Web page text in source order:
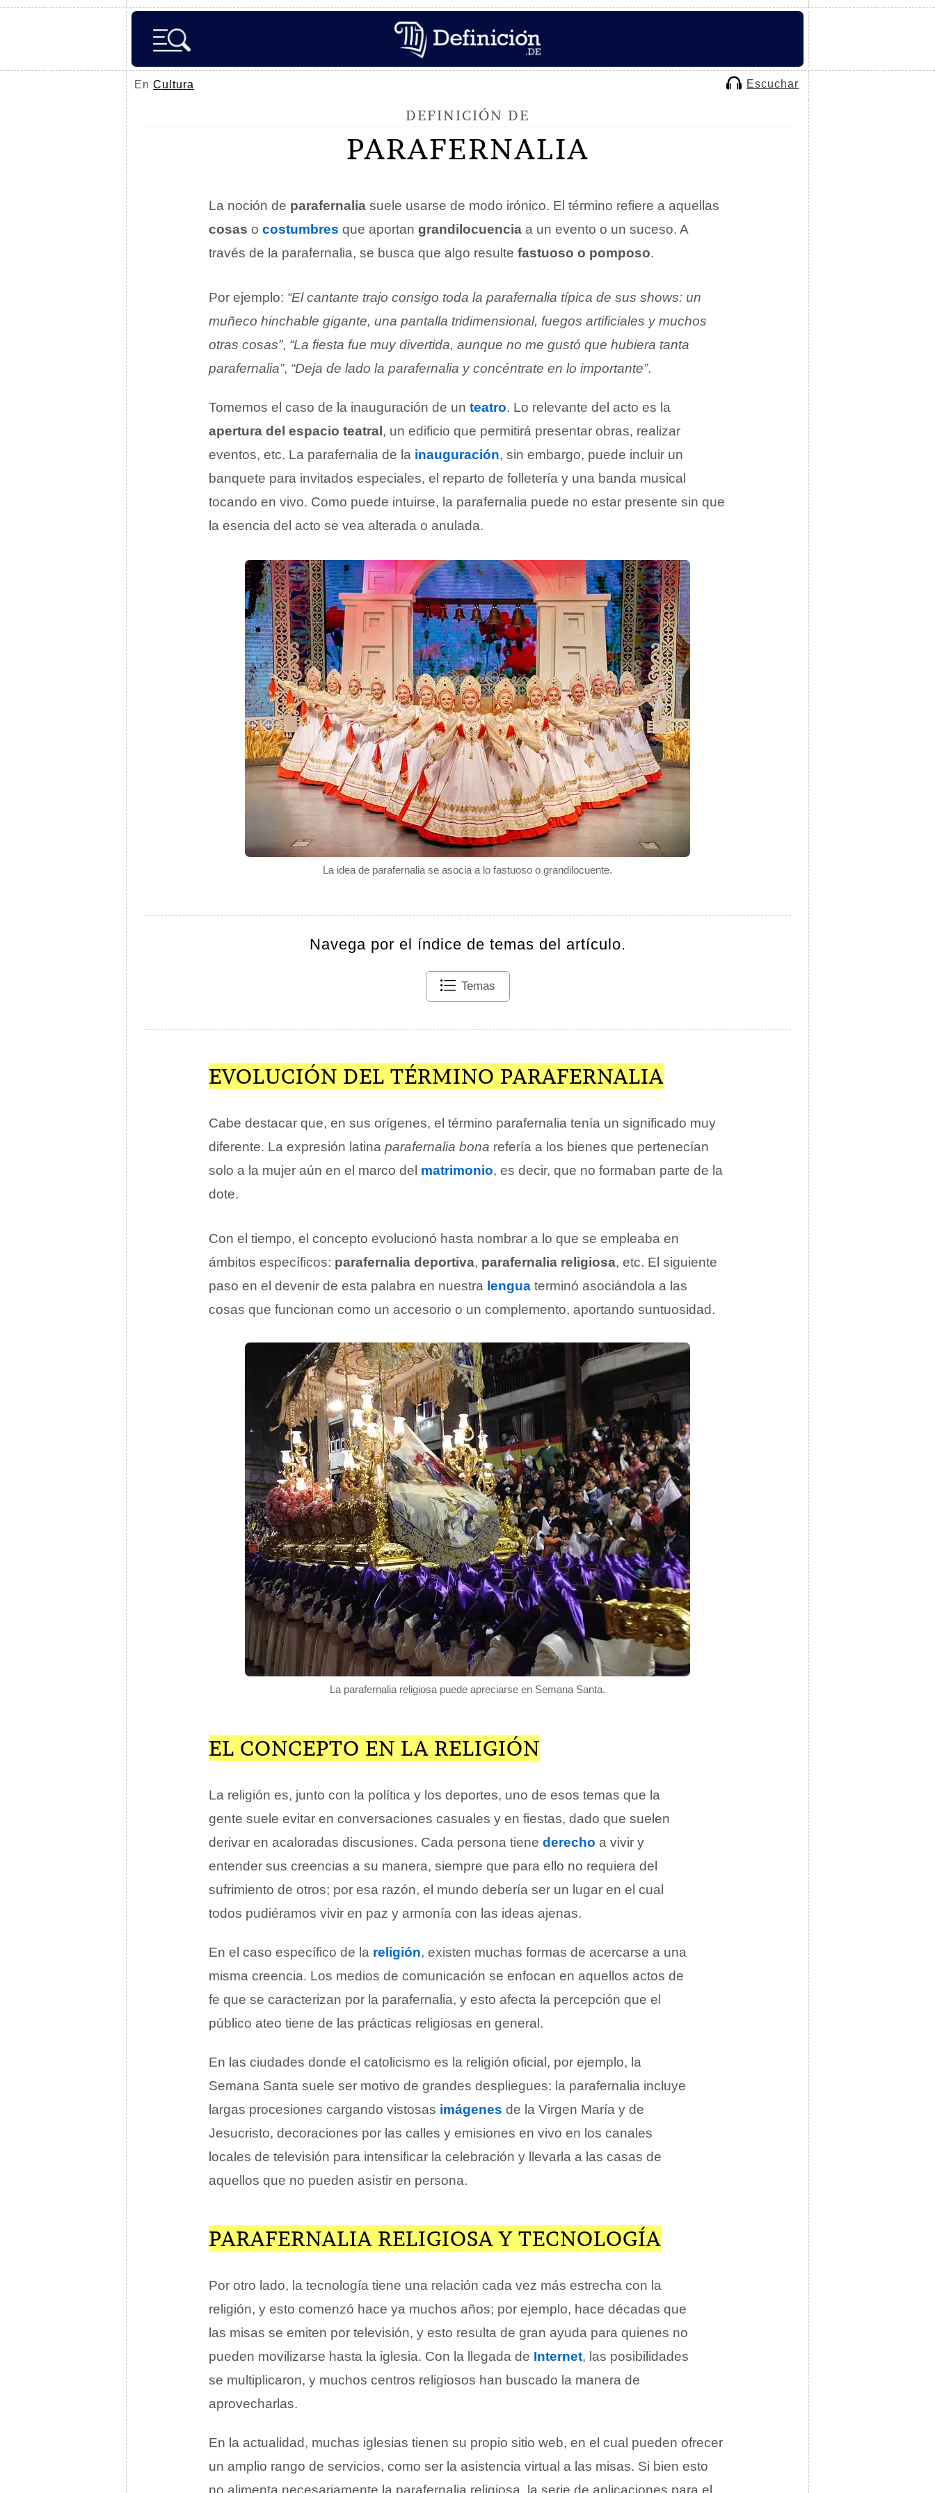
En Cultura Escuchar
DEFINICIÓN DE
PARAFERNALIA
La idea de parafernalia se asocia a lo fastuoso o grandilocuente.
La noción de parafernalia suele usarse de modo irónico. El término refiere a aquellas
cosas o costumbres que aportan grandilocuencia a un evento o un suceso. A
través de la parafernalia, se busca que algo resulte fastuoso o pomposo.
Por ejemplo: “El cantante trajo consigo toda la parafernalia típica de sus shows: un
muñeco hinchable gigante, una pantalla tridimensional, fuegos artificiales y muchos
otras cosas”, “La fiesta fue muy divertida, aunque no me gustó que hubiera tanta
parafernalia”, “Deja de lado la parafernalia y concéntrate en lo importante”.
Tomemos el caso de la inauguración de un teatro. Lo relevante del acto es la
apertura del espacio teatral , un edificio que permitirá presentar obras, realizar
eventos, etc. La parafernalia de la inauguración, sin embargo, puede incluir un
banquete para invitados especiales, el reparto de folletería y una banda musical
tocando en vivo. Como puede intuirse, la parafernalia puede no estar presente sin que
la esencia del acto se vea alterada o anulada.
Navega por el índice de temas del artículo.
Temas
EVOLUCIÓN DEL TÉRMINO PARAFERNALIA
Cabe destacar que, en sus orígenes, el término parafernalia tenía un significado muy
diferente. La expresión latina parafernalia bona refería a los bienes que pertenecían
solo a la mujer aún en el marco del matrimonio, es decir, que no formaban parte de la
dote.
Con el tiempo, el concepto evolucionó hasta nombrar a lo que se empleaba en
ámbitos específicos: parafernalia deportiva, parafernalia religiosa, etc. El siguiente
paso en el devenir de esta palabra en nuestra lengua terminó asociándola a las
cosas que funcionan como un accesorio o un complemento, aportando suntuosidad.
La parafernalia religiosa puede apreciarse en Semana Santa.
EL CONCEPTO EN LA RELIGIÓN
La religión es, junto con la política y los deportes, uno de esos temas que la
gente suele evitar en conversaciones casuales y en fiestas, dado que suelen
derivar en acaloradas discusiones. Cada persona tiene derecho a vivir y
entender sus creencias a su manera, siempre que para ello no requiera del
sufrimiento de otros; por esa razón, el mundo debería ser un lugar en el cual
todos pudiéramos vivir en paz y armonía con las ideas ajenas.
En el caso específico de la religión, existen muchas formas de acercarse a una
misma creencia. Los medios de comunicación se enfocan en aquellos actos de
fe que se caracterizan por la parafernalia, y esto afecta la percepción que el
público ateo tiene de las prácticas religiosas en general.
En las ciudades donde el catolicismo es la religión oficial, por ejemplo, la
Semana Santa suele ser motivo de grandes despliegues: la parafernalia incluye
largas procesiones cargando vistosas imágenes de la Virgen María y de
Jesucristo, decoraciones por las calles y emisiones en vivo en los canales
locales de televisión para intensificar la celebración y llevarla a las casas de
aquellos que no pueden asistir en persona.
PARAFERNALIA RELIGIOSA Y TECNOLOGÍA
Por otro lado, la tecnología tiene una relación cada vez más estrecha con la
religión, y esto comenzó hace ya muchos años; por ejemplo, hace décadas que
las misas se emiten por televisión, y esto resulta de gran ayuda para quienes no
pueden movilizarse hasta la iglesia. Con la llegada de Internet, las posibilidades
se multiplicaron, y muchos centros religiosos han buscado la manera de
aprovecharlas.
En la actualidad, muchas iglesias tienen su propio sitio web, en el cual pueden ofrecer
un amplio rango de servicios, como ser la asistencia virtual a las misas. Si bien esto
no alimenta necesariamente la parafernalia religiosa, la serie de aplicaciones para el